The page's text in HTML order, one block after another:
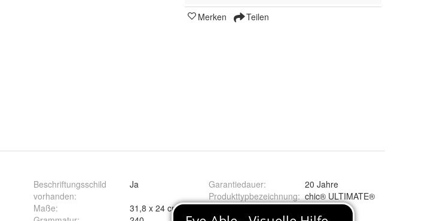
Merken Teilen
Beschriftungsschild
vorhanden:
Ja
Maße:
31,8 x 24 cm (B x H)
Garantiedauer:
20 Jahre
Produkttypbezeichnung: chic® ULTIMATE®
Seitenbegrenzung
Ja